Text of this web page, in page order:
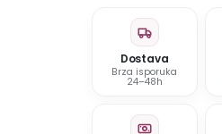
Dostava
Brza isporuka
24–48h